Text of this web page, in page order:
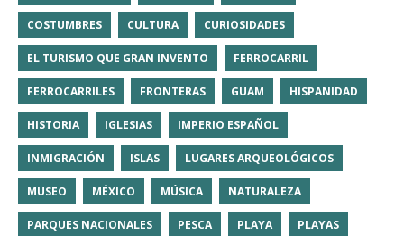
COSTUMBRES CULTURA CURIOSIDADES
EL TURISMO QUE GRAN INVENTO FERROCARRIL
FERROCARRILES FRONTERAS GUAM HISPANIDAD
HISTORIA IGLESIAS IMPERIO ESPAÑOL
INMIGRACIÓN ISLAS LUGARES ARQUEOLÓGICOS
MUSEO MÉXICO MÚSICA NATURALEZA
PARQUES NACIONALES PESCA PLAYA PLAYAS